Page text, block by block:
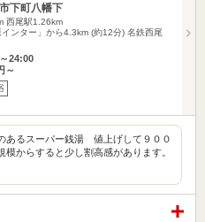
下町八幡下
西尾駅1.26km
ンター」から4.3km (約12分) 名鉄西尾
24:00
～
あるスーパー銭湯 値上げして９００
模からすると少し割高感があります。